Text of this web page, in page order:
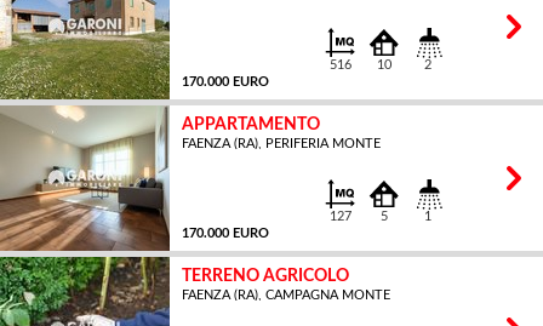
170.000 EURO
516 10 2
APPARTAMENTO
FAENZA (RA), PERIFERIA MONTE
170.000 EURO
127 5 1
TERRENO AGRICOLO
FAENZA (RA), CAMPAGNA MONTE